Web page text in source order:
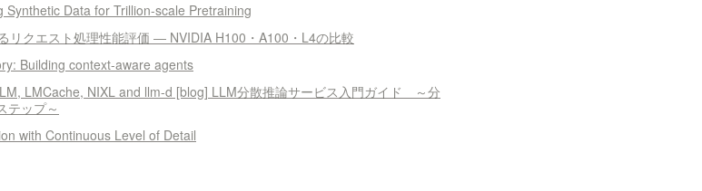
Data for Trillion-scale Pretraining
リクエスト処理性能評価 ― NVIDIA H100・A100・L4の比較
Building context-aware agents
LMCache, NIXL and llm-d [blog] LLM分散推論サービス入門ガイド ～分
テップ～
with Continuous Level of Detail